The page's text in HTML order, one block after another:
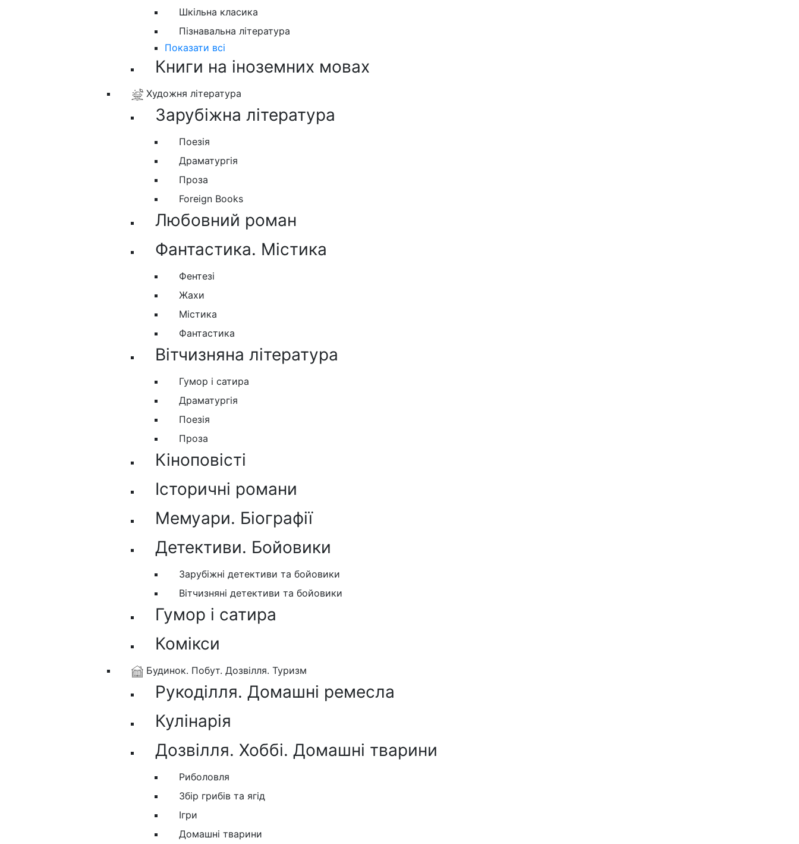
Шкільна класика
Пізнавальна література
Показати всі
Книги на іноземних мовах
Художня література
Зарубіжна література
Поезія
Драматургія
Проза
Foreign Books
Любовний роман
Фантастика. Містика
Фентезі
Жахи
Містика
Фантастика
Вітчизняна література
Гумор і сатира
Драматургія
Поезія
Проза
Кіноповісті
Історичні романи
Мемуари. Біографії
Детективи. Бойовики
Зарубіжні детективи та бойовики
Вітчизняні детективи та бойовики
Гумор і сатира
Комікси
Будинок. Побут. Дозвілля. Туризм
Рукоділля. Домашні ремесла
Кулінарія
Дозвілля. Хоббі. Домашні тварини
Риболовля
Збір грибів та ягід
Ігри
Домашні тварини